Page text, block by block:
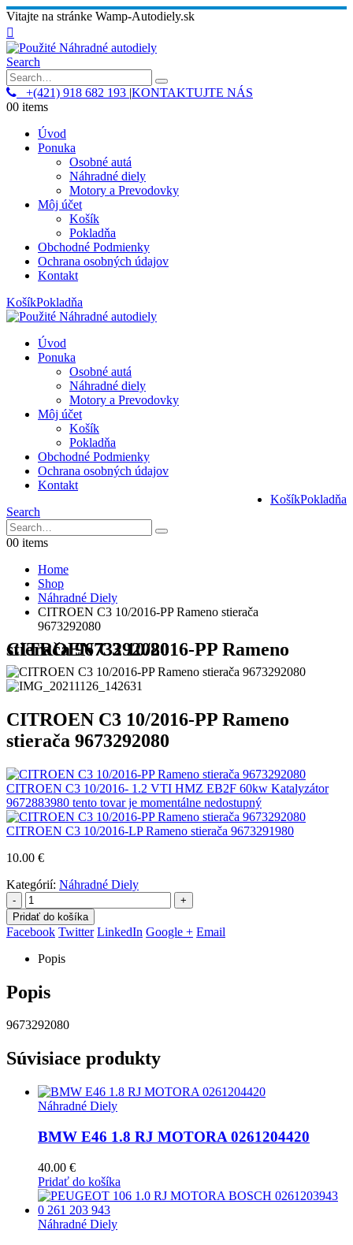
Vitajte na stránke Wamp-Autodiely.sk
Search
+(421) 918 682 193 |KONTAKTUJTE NÁS
00 items
Úvod
Ponuka
Osobné autá
Náhradné diely
Motory a Prevodovky
Môj účet
Košík
Pokladňa
Obchodné Podmienky
Ochrana osobných údajov
Kontakt
KošíkPokladňa
Úvod
Ponuka
Osobné autá
Náhradné diely
Motory a Prevodovky
Môj účet
Košík
Pokladňa
Obchodné Podmienky
Ochrana osobných údajov
Kontakt
KošíkPokladňa
Search
00 items
Home
Shop
Náhradné Diely
CITROEN C3 10/2016-PP Rameno stierača
9673292080
CITROEN C3 10/2016-PP Rameno stierača 9673292080
CITROEN C3 10/2016-PP Rameno
stierača 9673292080
CITROEN C3 10/2016- 1.2 VTI HMZ EB2F 60kw Katalyzátor
9672883980 tento tovar je momentálne nedostupný
CITROEN C3 10/2016-LP Rameno stierača 9673291980
10.00 €
Kategórií: Náhradné Diely
-
+
Pridať do košíka
Facebook Twitter LinkedIn Google + Email
Popis
Popis
9673292080
Súvisiace produkty
Náhradné Diely
BMW E46 1.8 RJ MOTORA 0261204420
40.00 €
Pridať do košíka
Náhradné Diely